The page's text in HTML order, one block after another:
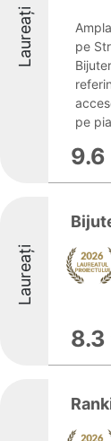
Laureați
pe
pe
9.6
Laureați
8.3